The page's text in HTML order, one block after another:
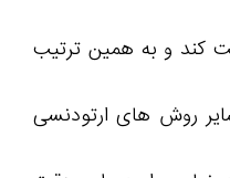
کند و به همین ترتیب
روش های ارتودنسی